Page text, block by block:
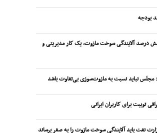
بودجه
درصد آلایندگی سوخت مازوت، یک کار مدیریتی و
مجلس نباید نسبت به مازوت‌سوزی بی‌تفاوت باشد
توبیت برای کاربران ایرانی
نفت باید آلایندگی سوخت مازوت را به صفر برساند